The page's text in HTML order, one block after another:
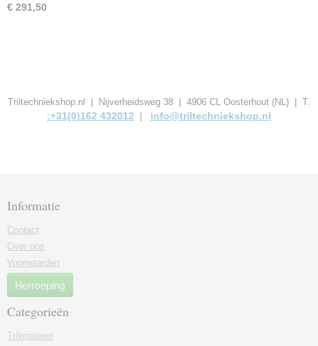
€ 291,50
Triltechniekshop.nl | Nijverheidsweg 38 | 4906 CL Oosterhout (NL) | T.
:+31(0)162 432012 info@triltechniekshop.nl
Informatie
Contact
Over ons
Voorwaarden
Herroeping
Categorieën
Trilmotoren